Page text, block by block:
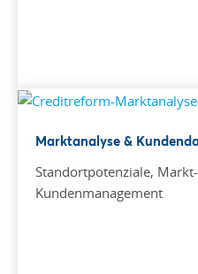
Marktanalyse &
Standortpotenziale,
Kundenmanagement